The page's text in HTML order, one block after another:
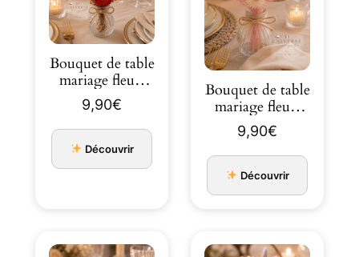
Bouquet de table
mariage fleurs
séchées ivoire et
roug…
9,90€
Découvrir
Bouquet de table
mariage fleurs
séchées ivoire et
cama…
9,90€
Découvrir